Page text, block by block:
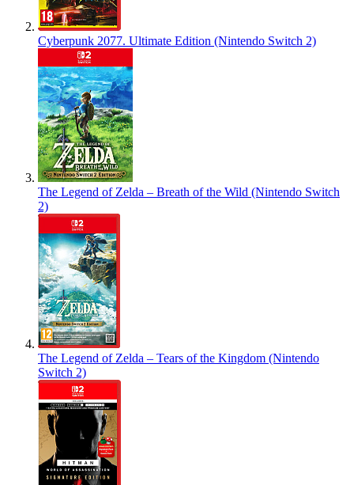
Cyberpunk 2077. Ultimate Edition (Nintendo Switch 2)
The Legend of Zelda – Breath of the Wild (Nintendo Switch
2)
The Legend of Zelda – Tears of the Kingdom (Nintendo
Switch 2)